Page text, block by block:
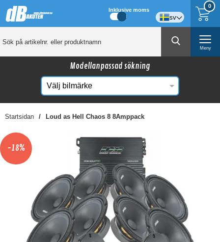
0
Inklusive moms
sv
Meny
Modellanpassad sökning
Startsidan Loud as Hell Chaos 8 8Amppack
Kanske någon av dessa produkter kan intressera
dig?
-18%